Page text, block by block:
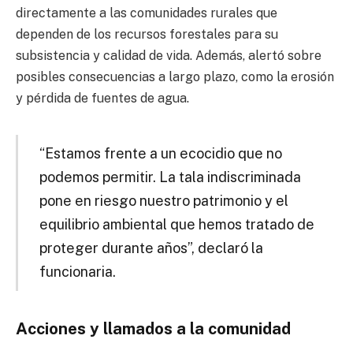
directamente a las comunidades rurales que
dependen de los recursos forestales para su
subsistencia y calidad de vida. Además, alertó sobre
posibles consecuencias a largo plazo, como la erosión
y pérdida de fuentes de agua.
“Estamos frente a un ecocidio que no
podemos permitir. La tala indiscriminada
pone en riesgo nuestro patrimonio y el
equilibrio ambiental que hemos tratado de
proteger durante años”, declaró la
funcionaria.
Acciones y llamados a la comunidad